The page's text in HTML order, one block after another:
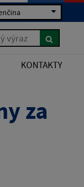
KONTAKTY
za